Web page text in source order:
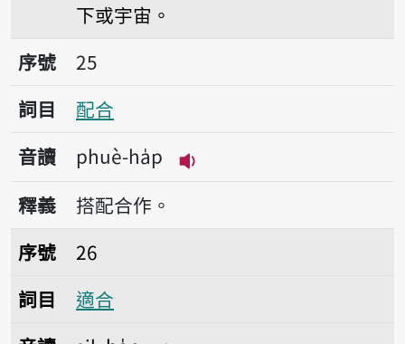
下或宇宙。
序號25配合
序號
25
詞目
配合
音讀
phuè-ha̍p
播放音讀phuè-ha̍p
釋義
搭配合作。
序號26適合
序號
26
詞目
適合